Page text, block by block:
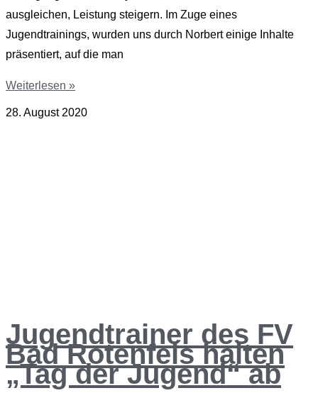
ausgleichen, Leistung steigern. Im Zuge eines
Jugendtrainings, wurden uns durch Norbert einige Inhalte
präsentiert, auf die man
Weiterlesen »
28. August 2020
Jugendtrainer des FV
Bad Rotenfels halten
„Tag der Jugend“ ab